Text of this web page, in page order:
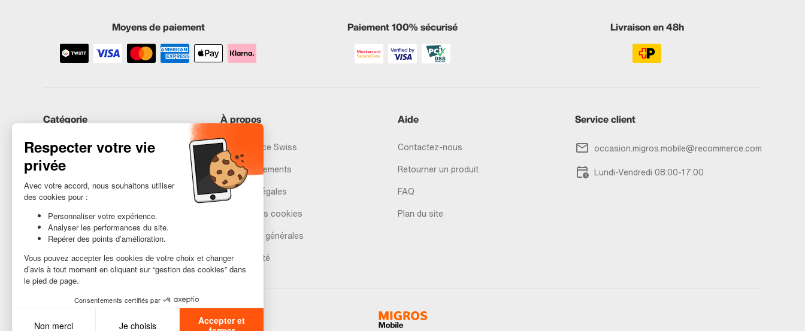
Moyens de paiement Paiement 100% sécurisé Livraison en 48h
Catégorie
iPhones
Samsung
Huawei
Besoin d’aide ?
À propos
Recommerce Swiss
Nos engagements
Mentions légales
Gestion des cookies
Conditions générales
Accessibilité
Aide
Contactez-nous
Retourner un produit
FAQ
Plan du site
Service client
occasion.migros.mobile@recommerce.com
Lundi-Vendredi 08:00-17:00